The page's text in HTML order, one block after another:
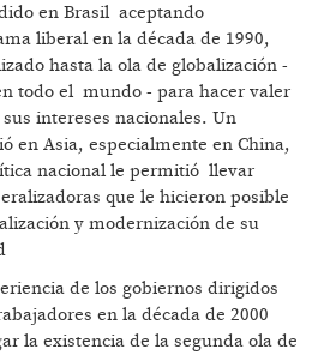
en Brasil aceptando
liberal en la década de 1990,
hasta la ola de globalización -
todo el mundo - para hacer valer
intereses nacionales. Un
en Asia, especialmente en China,
nacional le permitió llevar
que le hicieron posible
y modernización de su
de los gobiernos dirigidos
en la década de 2000
la existencia de la segunda ola de